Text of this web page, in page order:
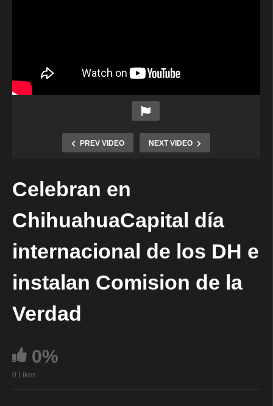
PREV VIDEO NEXT VIDEO
Celebran en
ChihuahuaCapital día
internacional de los DH e
instalan Comision de la
Verdad
0%
0 Likes